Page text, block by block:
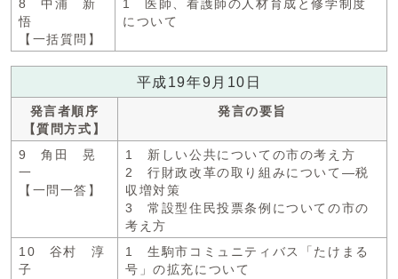
8 中浦 新
悟
【一括質問】
1 医師、看護師の人材育成と修学制度
について
平成19年9月10日
発言者順序
【質問方式】
発言の要旨
9 角田 晃
一
【一問一答】
1 新しい公共についての市の考え方
2 行財政改革の取り組みについて―税
収増対策
3 常設型住民投票条例についての市の
考え方
10 谷村 淳
子
1 生駒市コミュニティバス「たけまる
号」の拡充について